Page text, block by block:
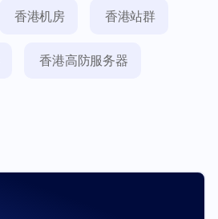
香港机房 香港站群
香港高防服务器